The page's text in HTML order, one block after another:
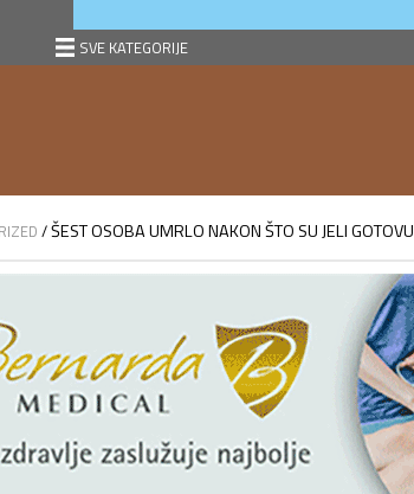
SVE KATEGORIJE
/ŠEST OSOBA UMRLO NAKON ŠTO SU JELI